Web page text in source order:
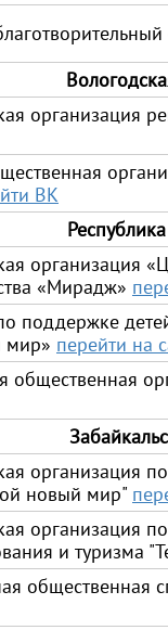
организация
ВК
организация
«Мирадж»
поддержке
мир» перейти на
общественная
организация
новый мир"
организация
и туризма
общественная